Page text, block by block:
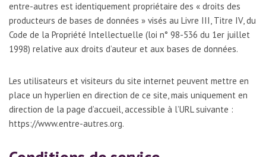
entre-autres est identiquement propriétaire des « droits des
producteurs de bases de données » visés au Livre III, Titre IV, du
Code de la Propriété Intellectuelle (loi n° 98-536 du 1er juillet
1998) relative aux droits d’auteur et aux bases de données.
Les utilisateurs et visiteurs du site internet peuvent mettre en
place un hyperlien en direction de ce site, mais uniquement en
direction de la page d’accueil, accessible à l’URL suivante :
https://www.entre-autres.org.